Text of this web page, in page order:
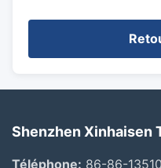
Shenzhen Xinhaisen
Téléphone: 86-86-